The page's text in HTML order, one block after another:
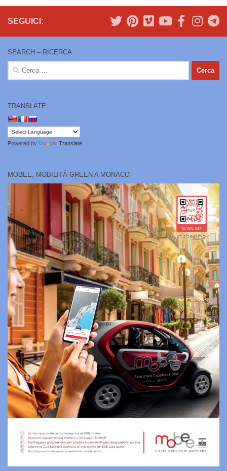
SEGUICI:
SEARCH – RICERCA
Ricerca
TRANSLATE:
Powered by Translate
MOBEE, MOBILITÀ GREEN A MONACO